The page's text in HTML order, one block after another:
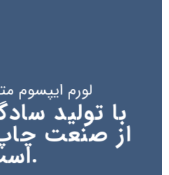
لورم ایپسوم متن
با تولید
از صنعت
است.